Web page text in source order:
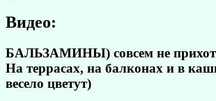
Видео:
БАЛЬЗАМИНЫ) совсем не
На террасах, на балконах и в
весело цветут)